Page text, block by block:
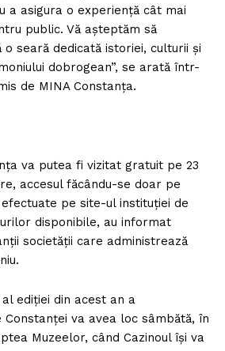
a asigura o experienţă cât mai
public. Vă aşteptăm să
seară dedicată istoriei, culturii şi
dobrogean”, se arată într-
de MINA Constanţa.
va putea fi vizitat gratuit pe 23
accesul făcându-se doar pe
pe site-ul instituţiei de
disponibile, au informat
societăţii care administrează
ediţiei din acest an a
va avea loc sâmbătă, în
Muzeelor, când Cazinoul îşi va